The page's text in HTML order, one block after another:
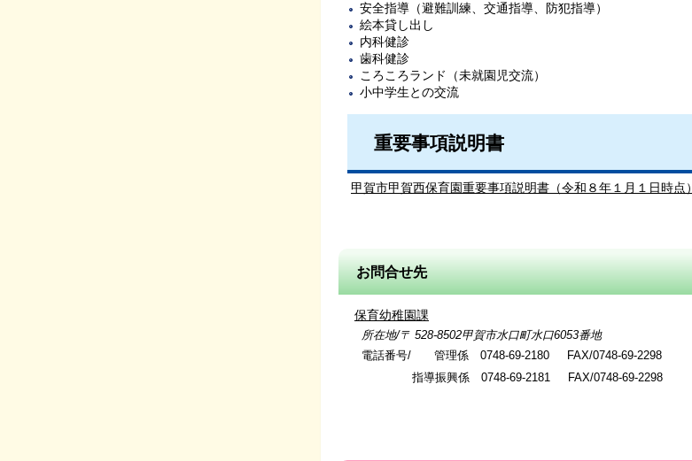
安全指導（避難訓練、交通指導、防犯指導）
絵本貸し出し
内科健診
歯科健診
ころころランド（未就園児交流）
小中学生との交流
重要事項説明書
甲賀市甲賀西保育園重要事項説明書（令和８年１月１日時点）
お問合せ先
保育幼稚園課
所在地/〒 528-8502甲賀市水口町水口6053番地
電話番号/ 管理係 0748-69-2180
FAX/0748-69-2298
指導振興係 0748-69-2181
FAX/0748-69-2298